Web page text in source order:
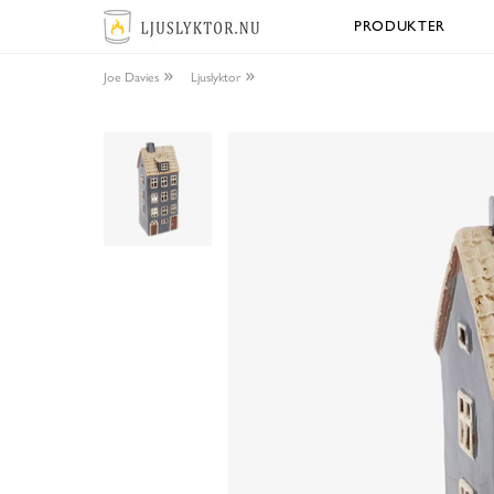
PRODUKTER
Joe Davies Ljuslyktor